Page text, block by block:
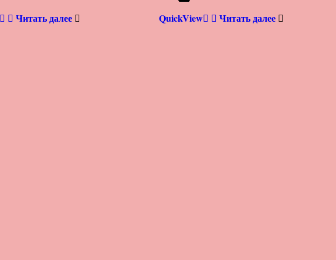
Читать далее QuickView Читать далее